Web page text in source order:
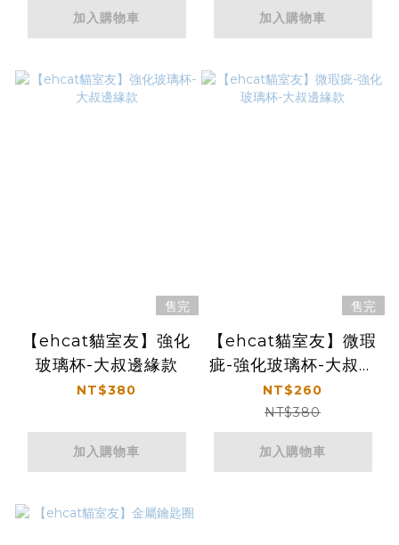
加入購物車 加入購物車
售完
【ehcat貓室友】強化
玻璃杯-大叔邊緣款
NT$380
加入購物車
售完
【ehcat貓室友】微瑕
疵-強化玻璃杯-大叔邊
緣款
NT$260
NT$380
加入購物車